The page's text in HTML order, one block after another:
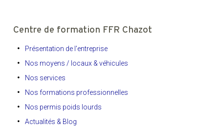
Centre de formation FFR Chazot
Présentation de l'entreprise
Nos moyens / locaux & véhicules
Nos services
Nos formations professionnelles
Nos permis poids lourds
Actualités & Blog